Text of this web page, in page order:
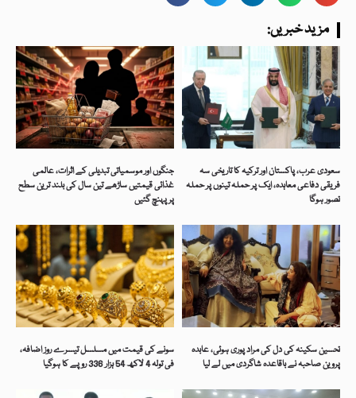
:مزید خبریں
جنگوں اور موسمیاتی تبدیلی کے اثرات، عالمی
غذائی قیمتیں ساڑھے تین سال کی بلند ترین سطح
پر پہنچ گئیں
سعودی عرب، پاکستان اور ترکیہ کا تاریخی سہ
فریقی دفاعی معاہدہ، ایک پر حملہ تینوں پر حملہ
تصور ہوگا
سونے کی قیمت میں مسلسل تیسرے روز اضافہ،
فی تولہ 4 لاکھ 54 ہزار 336 روپے کا ہوگیا
تحسین سکینہ کی دل کی مراد پوری ہوئی، عابدہ
پروین صاحبہ نے باقاعدہ شاگردی میں لے لیا